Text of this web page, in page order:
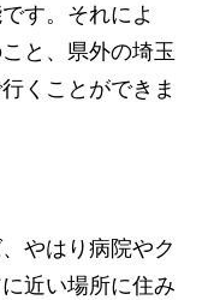
す。それによ
と、県外の埼玉
くことができま
やはり病院やク
近い場所に住み